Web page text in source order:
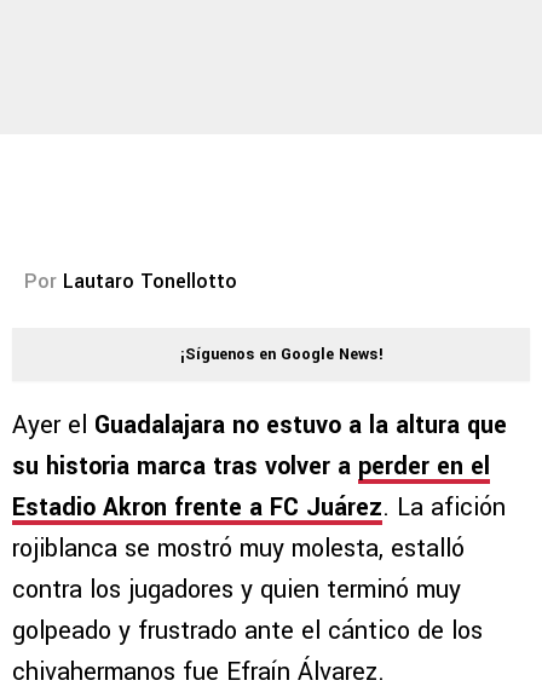
Por Lautaro Tonellotto
¡Síguenos en Google News!
Ayer el Guadalajara no estuvo a la altura que
su historia marca tras volver a perder en el
Estadio Akron frente a FC Juárez. La afición
rojiblanca se mostró muy molesta, estalló
contra los jugadores y quien terminó muy
golpeado y frustrado ante el cántico de los
chivahermanos fue Efraín Álvarez.